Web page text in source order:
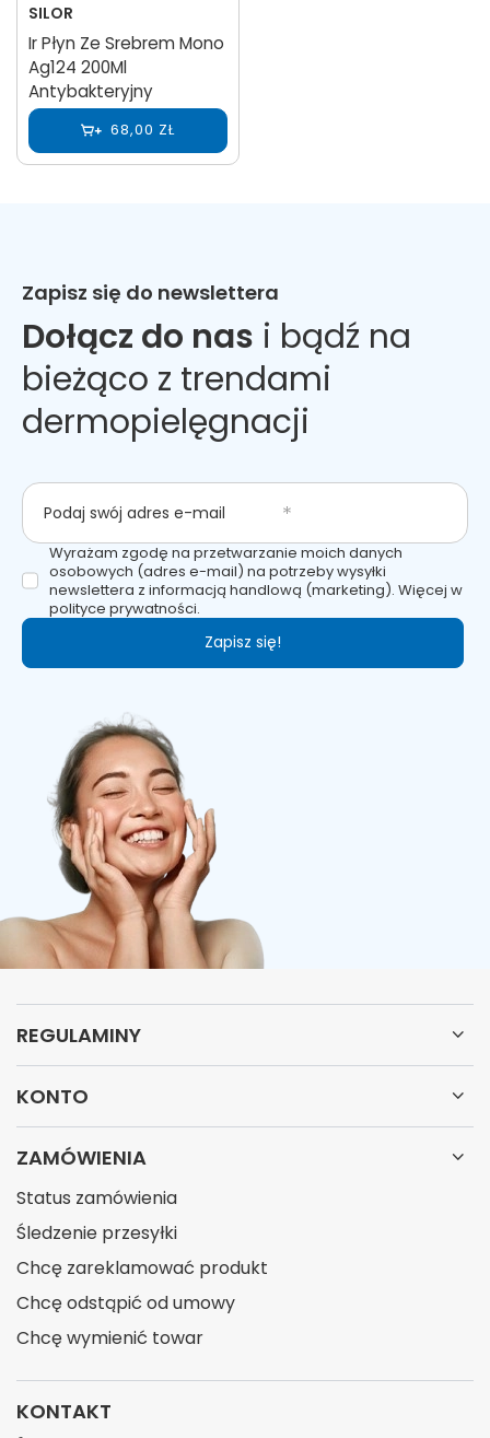
SILOR
Ir Płyn Ze Srebrem Mono
Ag124 200Ml
Antybakteryjny
68,00 ZŁ
Zapisz się do newslettera
Dołącz do nas i bądź na
bieżąco z trendami
dermopielęgnacji
Podaj swój adres e-mail
Wyrażam zgodę na przetwarzanie moich danych
osobowych (adres e-mail) na potrzeby wysyłki
newslettera z informacją handlową (marketing). Więcej w
polityce prywatności.
Zapisz się!
REGULAMINY
KONTO
ZAMÓWIENIA
Status zamówienia
Śledzenie przesyłki
Chcę zareklamować produkt
Chcę odstąpić od umowy
Chcę wymienić towar
KONTAKT